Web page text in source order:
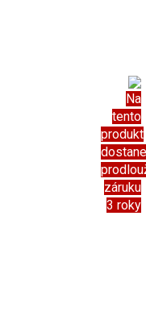
Na
tento
produkt
záruku
3 roky